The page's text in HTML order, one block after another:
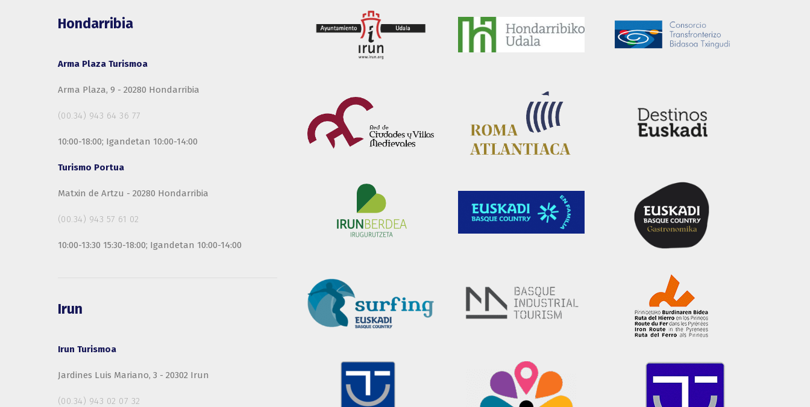
Hondarribia
Arma Plaza Turismoa
Arma Plaza, 9 - 20280 Hondarribia
(00.34) 943 64 36 77
10:00-18:00; Igandetan 10:00-14:00
Turismo Portua
Matxin de Artzu - 20280 Hondarribia
(00.34) 943 57 61 02
10:00-13:30 15:30-18:00; Igandetan 10:00-14:00
Irun
Irun Turismoa
Jardines Luis Mariano, 3 - 20302 Irun
(00.34) 943 02 07 32